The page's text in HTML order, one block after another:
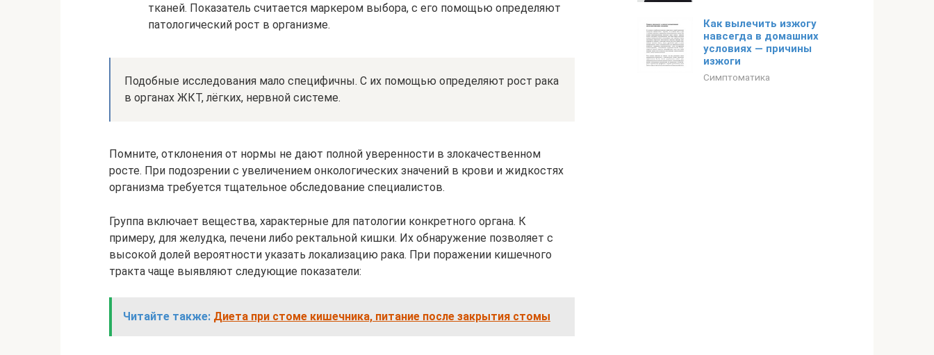
тканей. Показатель считается маркером выбора, с его помощью определяют
патологический рост в организме.
Подобные исследования мало специфичны. С их помощью определяют рост рака
в органах ЖКТ, лёгких, нервной системе.
Помните, отклонения от нормы не дают полной уверенности в злокачественном
росте. При подозрении с увеличением онкологических значений в крови и жидкостях
организма требуется тщательное обследование специалистов.
Группа включает вещества, характерные для патологии конкретного органа. К
примеру, для желудка, печени либо ректальной кишки. Их обнаружение позволяет с
высокой долей вероятности указать локализацию рака. При поражении кишечного
тракта чаще выявляют следующие показатели:
Читайте также: Диета при стоме кишечника, питание после закрытия стомы
Как вылечить изжогу
навсегда в домашних
условиях — причины
изжоги
Симптоматика